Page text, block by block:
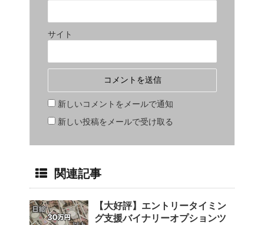
サイト
新しいコメントをメールで通知
新しい投稿をメールで受け取る
関連記事
【大好評】エントリータイミン
グ支援バイナリーオプションツ